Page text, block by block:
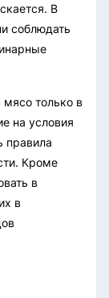
В
соблюдать
только в
на условия
правила
Кроме
в
в